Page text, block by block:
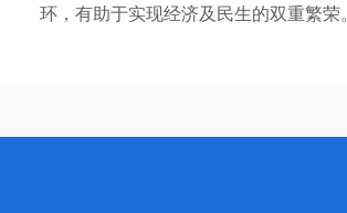
环，有助于实现经济及民生的双重繁荣。